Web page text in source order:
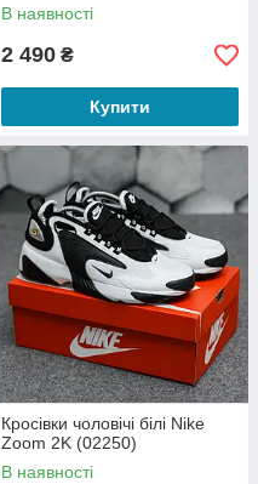
В наявності
2 490 ₴
Купити
Кросівки чоловічі білі Nike
Zoom 2K (02250)
В наявності